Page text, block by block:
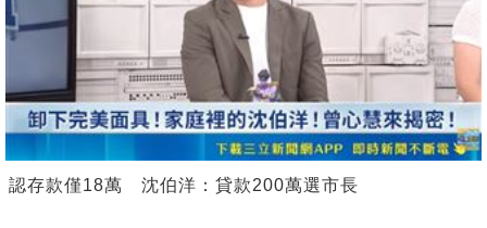
認存款僅18萬 沈伯洋：貸款200萬選市長